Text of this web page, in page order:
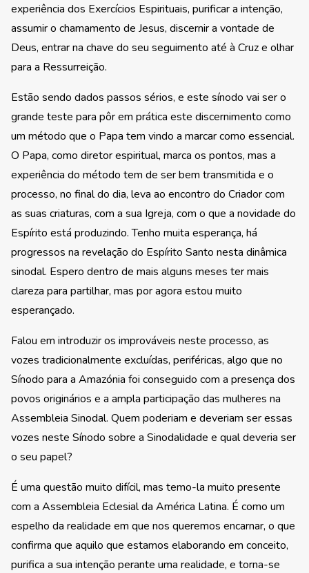
experiência dos Exercícios Espirituais, purificar a intenção,
assumir o chamamento de Jesus, discernir a vontade de
Deus, entrar na chave do seu seguimento até à Cruz e olhar
para a Ressurreição.
Estão sendo dados passos sérios, e este sínodo vai ser o
grande teste para pôr em prática este discernimento como
um método que o Papa tem vindo a marcar como essencial.
O Papa, como diretor espiritual, marca os pontos, mas a
experiência do método tem de ser bem transmitida e o
processo, no final do dia, leva ao encontro do Criador com
as suas criaturas, com a sua Igreja, com o que a novidade do
Espírito está produzindo. Tenho muita esperança, há
progressos na revelação do Espírito Santo nesta dinâmica
sinodal. Espero dentro de mais alguns meses ter mais
clareza para partilhar, mas por agora estou muito
esperançado.
Falou em introduzir os improváveis neste processo, as
vozes tradicionalmente excluídas, periféricas, algo que no
Sínodo para a Amazónia foi conseguido com a presença dos
povos originários e a ampla participação das mulheres na
Assembleia Sinodal. Quem poderiam e deveriam ser essas
vozes neste Sínodo sobre a Sinodalidade e qual deveria ser
o seu papel?
É uma questão muito difícil, mas temo-la muito presente
com a Assembleia Eclesial da América Latina. É como um
espelho da realidade em que nos queremos encarnar, o que
confirma que aquilo que estamos elaborando em conceito,
purifica a sua intenção perante uma realidade, e torna-se